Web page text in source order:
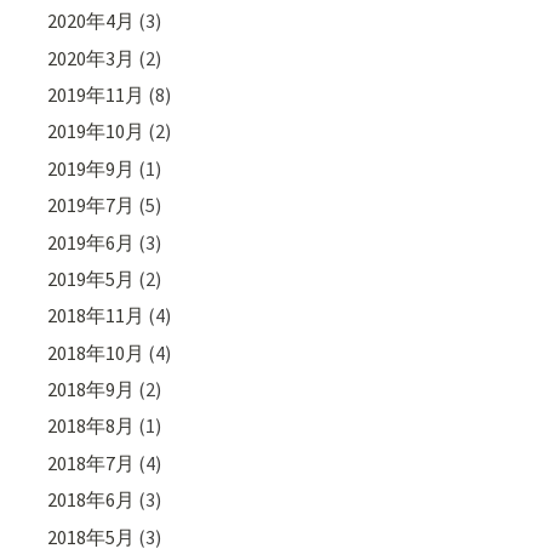
2020年4月 (3)
2020年3月 (2)
2019年11月 (8)
2019年10月 (2)
2019年9月 (1)
2019年7月 (5)
2019年6月 (3)
2019年5月 (2)
2018年11月 (4)
2018年10月 (4)
2018年9月 (2)
2018年8月 (1)
2018年7月 (4)
2018年6月 (3)
2018年5月 (3)